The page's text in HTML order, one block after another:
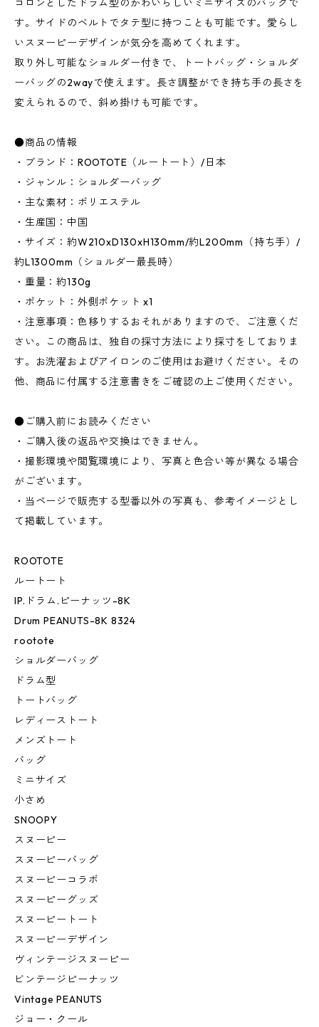
コロンとしたドラム型のかわいらしいミニサイズのバッグで
す。サイドのベルトでタテ型に持つことも可能です。愛らし
いスヌーピーデザインが気分を高めてくれます。
取り外し可能なショルダー付きで、トートバッグ・ショルダ
ーバッグの2wayで使えます。長さ調整ができ持ち手の長さを
変えられるので、斜め掛けも可能です。
●商品の情報
・ブランド：ROOTOTE（ルートート）/日本
・ジャンル：ショルダーバッグ
・主な素材：ポリエステル
・生産国：中国
・サイズ：約W210xD130xH130mm/約L200mm（持ち手）/
約L1300mm（ショルダー最長時）
・重量：約130g
・ポケット：外側ポケット x1
・注意事項：色移りするおそれがありますので、ご注意くだ
さい。この商品は、独自の採寸方法により採寸をしておりま
す。お洗濯およびアイロンのご使用はお避けください。その
他、商品に付属する注意書きをご確認の上ご使用ください。
●ご購入前にお読みください
・ご購入後の返品や交換はできません。
・撮影環境や閲覧環境により、写真と色合い等が異なる場合
がございます。
・当ページで販売する型番以外の写真も、参考イメージとし
て掲載しています。
ROOTOTE
ルートート
IP.ドラム.ピーナッツ-8K
Drum PEANUTS-8K 8324
rootote
ショルダーバッグ
ドラム型
トートバッグ
レディーストート
メンズトート
バッグ
ミニサイズ
小さめ
SNOOPY
スヌーピー
スヌーピーバッグ
スヌーピーコラボ
スヌーピーグッズ
スヌーピートート
スヌーピーデザイン
ヴィンテージスヌーピー
ビンテージピーナッツ
Vintage PEANUTS
ジョー・クール